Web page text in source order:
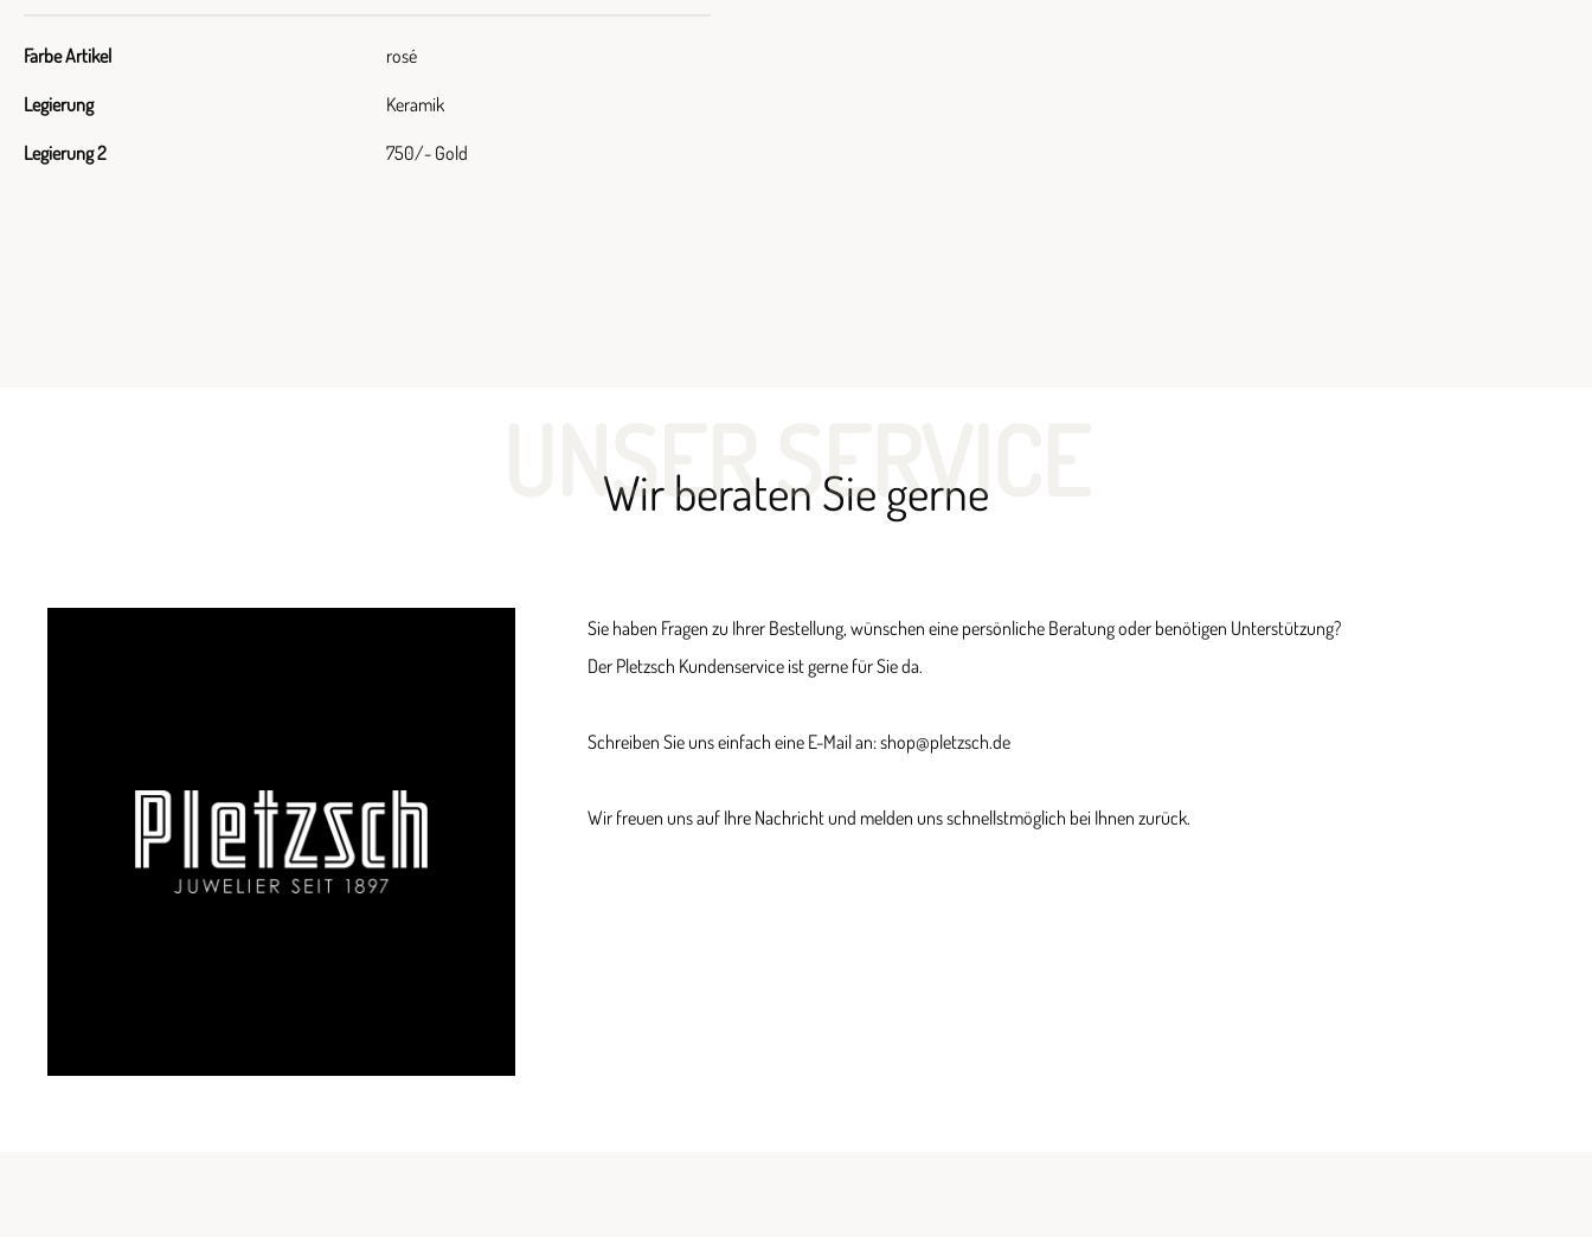
Farbe Artikel rosé
Legierung Keramik
Legierung 2 750/- Gold
UNSER SERVICE
Wir beraten Sie gerne
Sie haben Fragen zu Ihrer Bestellung, wünschen eine persönliche Beratung oder benötigen Unterstützung?
Der Pletzsch Kundenservice ist gerne für Sie da.
Schreiben Sie uns einfach eine E-Mail an: shop@pletzsch.de
Wir freuen uns auf Ihre Nachricht und melden uns schnellstmöglich bei Ihnen zurück.